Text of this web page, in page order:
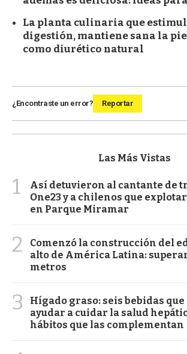
La planta culinaria que
digestión, mantiene sana la
como diurético natural
¿Encontraste un error? Reportar
Las Más Vistas
1
Así detuvieron al cantante de
One23 y a chilenos que
en Parque Miramar
2
Comenzó la construcción del
alto de América Latina:
metros
3
Hígado graso: seis bebidas que
ayudar a cuidar la salud
hábitos que las complementan